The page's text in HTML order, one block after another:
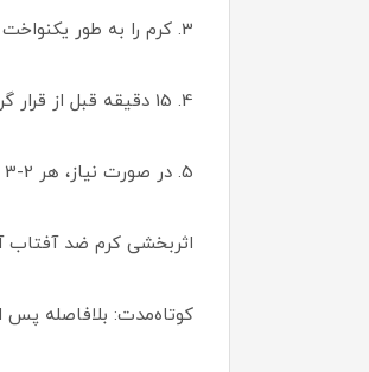
3. کرم را به طور یکنواخت روی صورت، گردن و سایر نواحی در معرض آفتاب پخش کنید.
4. 15 دقیقه قبل از قرار گرفتن در معرض نور خورشید از کرم استفاده کنید.
5. در صورت نیاز، هر 2-3 ساعت کرم را تجدید کنید، به‌ویژه پس از تعریق یا شستشو.
اثربخشی کرم ضد آفتاب
کوتاه‌مدت: بلافاصله